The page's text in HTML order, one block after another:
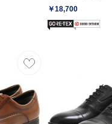
￥18,700